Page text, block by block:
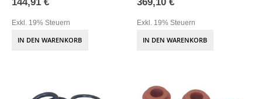
Exkl. 19% Steuern
IN DEN WARENKORB
Exkl. 19% Steuern
IN DEN WARENKORB